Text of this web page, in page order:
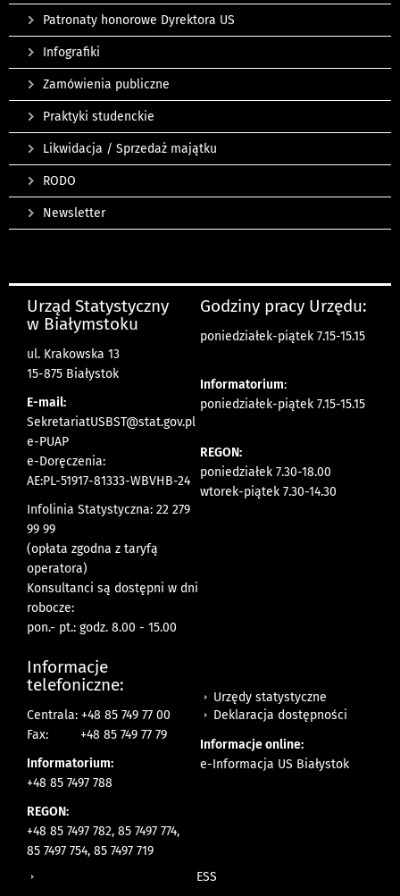
Patronaty honorowe Dyrektora US
Infografiki
Zamówienia publiczne
Praktyki studenckie
Likwidacja / Sprzedaż majątku
RODO
Newsletter
Urząd Statystyczny
w Białymstoku
ul. Krakowska 13
15-875 Białystok
E-mail:
SekretariatUSBST@stat.gov.pl
e-PUAP
e-Doręczenia:
AE:PL-51917-81333-WBVHB-24
Infolinia Statystyczna: 22 279
99 99
(opłata zgodna z taryfą
operatora)
Konsultanci są dostępni w dni
robocze:
pon.- pt.: godz. 8.00 - 15.00
Godziny pracy Urzędu:
poniedziałek-piątek 7.15-15.15
Informatorium:
poniedziałek-piątek 7.15-15.15
REGON:
poniedziałek 7.30-18.00
wtorek-piątek 7.30-14.30
Informacje
telefoniczne:
Centrala: +48 85 749 77 00
Fax:
+48 85 749 77 79
Informatorium:
+48 85 7497 788
REGON:
+48 85 7497 782, 85 7497 774,
85 7497 754, 85 7497 719
Urzędy statystyczne
Deklaracja dostępności
Informacje online:
e-Informacja US Białystok
ESS